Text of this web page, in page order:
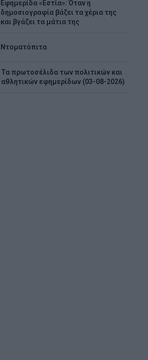
Εφημερίδα «Εστία»: Όταν η
δημοσιογραφία βάζει τα χέρια της
και βγάζει τα μάτια της
Ντοματόπιτα
Τα πρωτοσέλιδα των πολιτικών και
αθλητικών εφημερίδων (03-08-2026)